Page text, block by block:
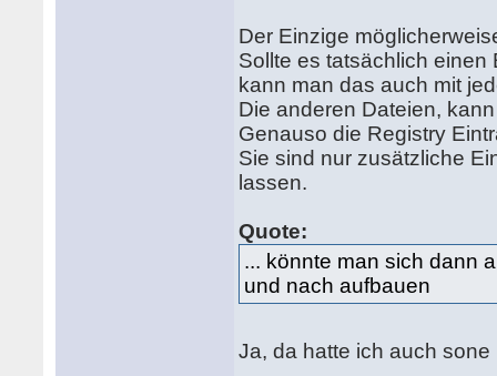
Der Einzige
Sollte es tatsächlich
kann man das auch mit
Die anderen Dateien,
Genauso die Registry
Sie sind nur zusätzliche
lassen.
Quote:
... könnte man sich dann
und nach aufbauen
Ja, da hatte ich auch